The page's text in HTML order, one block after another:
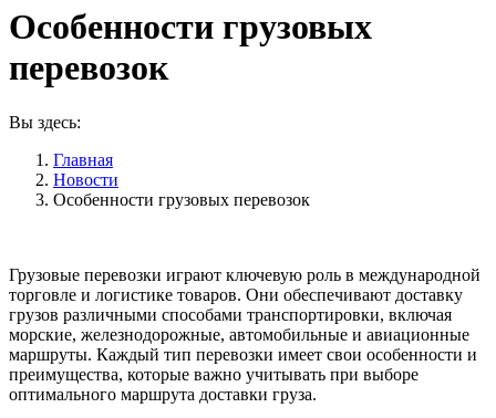
Особенности грузовых
перевозок
Вы здесь:
Главная
Новости
Особенности грузовых перевозок
Грузовые перевозки играют ключевую роль в международной
торговле и логистике товаров. Они обеспечивают доставку
грузов различными способами транспортировки, включая
морские, железнодорожные, автомобильные и авиационные
маршруты. Каждый тип перевозки имеет свои особенности и
преимущества, которые важно учитывать при выборе
оптимального маршрута доставки груза.